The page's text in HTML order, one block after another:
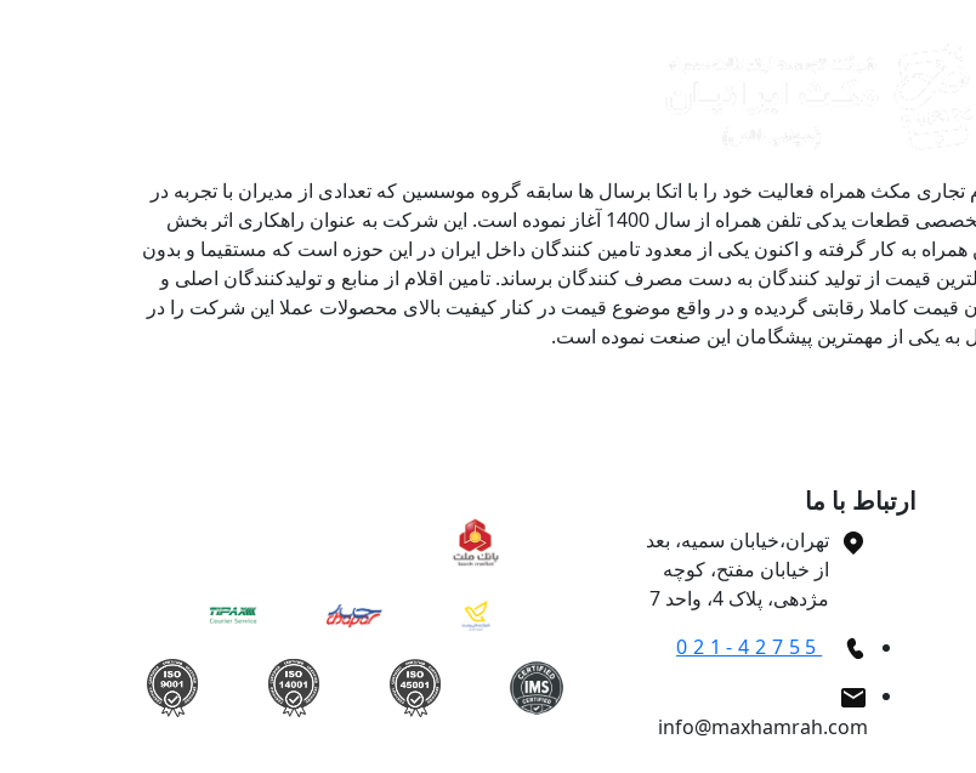
مکث همراه فعالیت خود را با اتکا برسال ها سابقه گروه موسسین که تعدادی از مدیران با تجربه در
صنعت موبایل و قطعات یدکی می باشند با هدف تامین و توزیع تخصصی قطعات یدکی تلفن همراه از سال 1400 آغاز نموده است. این شرکت به عنوان راهکاری اثر بخش
به کار گرفته و اکنون یکی از معدود تامین کنندگان داخل ایران در این حوزه است که مستقیما و بدون
قیمت از تولید کنندگان به دست مصرف کنندگان برساند. تامین اقلام از منابع و تولیدکنندگان اصلی و
کاملا رقابتی گردیده و در واقع موضوع قیمت در کنار کیفیت بالای محصولات عملا این شرکت را در
به یکی از مهمترین پیشگامان این صنعت نموده است.
ارتباط با ما
تهران،خیابان سمیه، بعد
از خیابان مفتح، کوچه
مژدهی، پلاک 4، واحد 7
021-42755
info@maxhamrah.com